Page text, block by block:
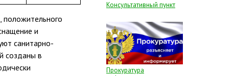
положительного
и
санитарно-
созданы в
Консультативный пункт
Прокуратура